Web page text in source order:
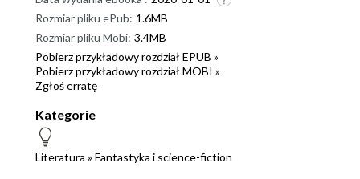
Rozmiar pliku ePub: 1.6MB
Rozmiar pliku Mobi: 3.4MB
Pobierz przykładowy rozdział EPUB »
Pobierz przykładowy rozdział MOBI »
Zgłoś erratę
Kategorie
Literatura » Fantastyka i science-fiction